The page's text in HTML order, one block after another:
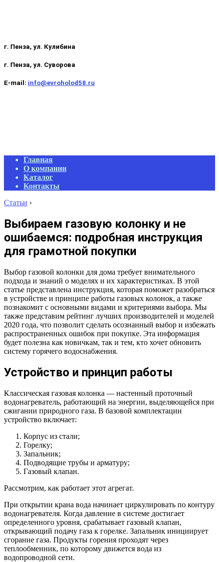
г. Пенза, ул. Кулибина
г. Пенза, ул. Суворова
E-mail: info@evroholod58.ru
Primary
Navigation
Menu
Главная
О компании
Каталог
Контакты
Статьи ›
Выбираем газовую колонку и не
ошибаемся: подробная инструкция
для грамотной покупки
Выбор газовой колонки для дома требует внимательного
подхода и знаний о моделях и их характеристиках. В этой
статье представлена инструкция, которая поможет разобраться
в устройстве и принципе работы газовых колонок, а также
познакомит с основными видами и критериями выбора. Мы
также представим рейтинг лучших производителей и моделей
2020 года, что позволит сделать осознанный выбор и избежать
распространенных ошибок при покупке. Эта информация
будет полезна как новичкам, так и тем, кто хочет обновить
систему горячего водоснабжения.
Устройство и принцип работы
Классическая газовая колонка — настенный проточный
водонагреватель, работающий на энергии, выделяющейся при
сжигании природного газа. В базовой комплектации
устройство включает:
Корпус из стали;
Горелку;
Запальник;
Подводящие трубы и арматуру;
Газовый клапан.
Рассмотрим, как работает этот агрегат.
При открытии крана вода начинает циркулировать по контуру
водонагревателя. Когда давление в системе достигает
определенного уровня, срабатывает газовый клапан,
открывающий подачу газа к горелке. Запальник инициирует
сгорание газа. Продукты горения проходят через
теплообменник, по которому движется вода из
водопроводной сети.